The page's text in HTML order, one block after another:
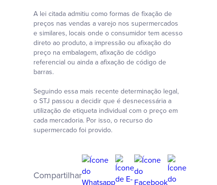
A lei citada admitiu como formas de fixação de
preços nas vendas a varejo nos supermercados
e similares, locais onde o consumidor tem acesso
direto ao produto, a impressão ou afixação do
preço na embalagem, afixação de código
referencial ou ainda a afixação de código de
barras.
Seguindo essa mais recente determinação legal,
o STJ passou a decidir que é desnecessária a
utilização de etiqueta individual com o preço em
cada mercadoria. Por isso, o recurso do
supermercado foi provido.
Compartilhar